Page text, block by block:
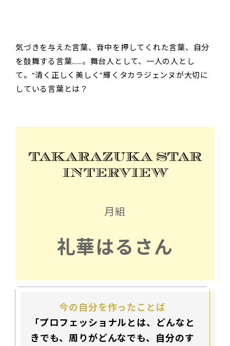
気づきを与えた言葉、背中を押してくれた言葉、自分
を鼓舞する言葉……。舞台人として、一人の人とし
て。“清く正しく美しく”輝くタカラジェンヌが大切に
している言葉とは？
月組
礼華はるさん
今の自分を作ったことば
「プロフェッショナルとは、どんなと
きでも、周りがどんなでも、自分のす